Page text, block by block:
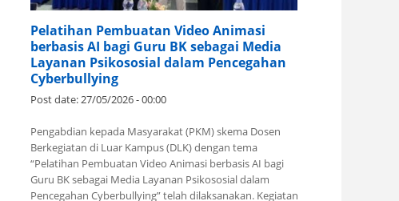
Pelatihan Pembuatan Video Animasi
berbasis AI bagi Guru BK sebagai Media
Layanan Psikososial dalam Pencegahan
Cyberbullying
Post date:27/05/2026 - 00:00
Pengabdian kepada Masyarakat (PKM) skema Dosen
Berkegiatan di Luar Kampus (DLK) dengan tema
“Pelatihan Pembuatan Video Animasi berbasis AI bagi
Guru BK sebagai Media Layanan Psikososial dalam
Pencegahan Cyberbullying” telah dilaksanakan. Kegiatan